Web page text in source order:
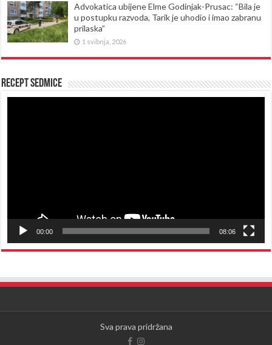
Advokatica ubijene Elme Godinjak-Prusac: “Bila je
u postupku razvoda, Tarik je uhodio i imao zabranu
prilaska”
1 svibnja, 2026
Recept sedmice
00:00 08:06
Sva prava pridržana